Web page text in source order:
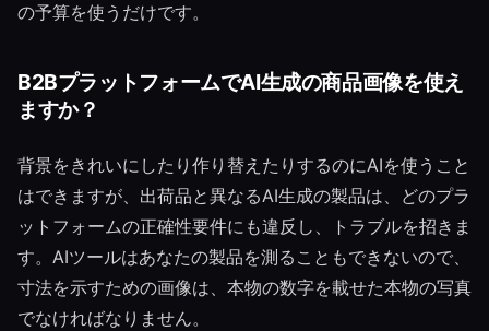
の予算を使うだけです。
B2BプラットフォームでAI生成の商品画像を使え
ますか？
背景をきれいにしたり作り替えたりするのにAIを使うこと
はできますが、出荷品と異なるAI生成の製品は、どのプラ
ットフォームの正確性要件にも違反し、トラブルを招きま
す。AIツールはあなたの製品を測ることもできないので、
寸法を示すための画像は、本物の数字を載せた本物の写真
でなければなりません。